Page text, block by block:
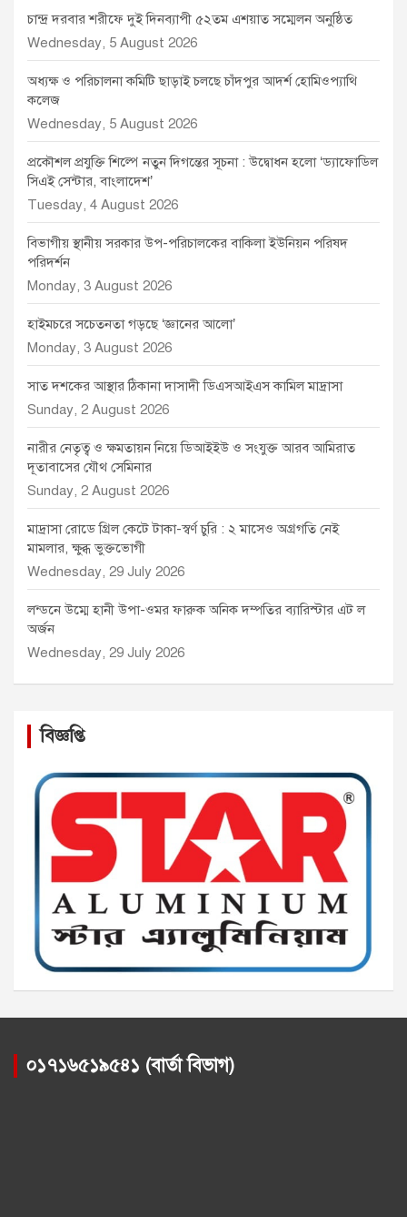
চান্দ্র দরবার শরীফে দুই দিনব্যাপী ৫২তম এশয়াত সম্মেলন অনুষ্ঠিত
Wednesday, 5 August 2026
অধ্যক্ষ ও পরিচালনা কমিটি ছাড়াই চলছে চাঁদপুর আদর্শ হোমিওপ্যাথি
কলেজ
Wednesday, 5 August 2026
প্রকৌশল প্রযুক্তি শিল্পে নতুন দিগন্তের সূচনা : উদ্বোধন হলো ‘ড্যাফোডিল
সিএই সেন্টার, বাংলাদেশ’
Tuesday, 4 August 2026
বিভাগীয় স্থানীয় সরকার উপ-পরিচালকের বাকিলা ইউনিয়ন পরিষদ
পরিদর্শন
Monday, 3 August 2026
হাইমচরে সচেতনতা গড়ছে ‘জ্ঞানের আলো’
Monday, 3 August 2026
সাত দশকের আস্থার ঠিকানা দাসাদী ডিএসআইএস কামিল মাদ্রাসা
Sunday, 2 August 2026
নারীর নেতৃত্ব ও ক্ষমতায়ন নিয়ে ডিআইইউ ও সংযুক্ত আরব আমিরাত
দূতাবাসের যৌথ সেমিনার
Sunday, 2 August 2026
মাদ্রাসা রোডে গ্রিল কেটে টাকা-স্বর্ণ চুরি : ২ মাসেও অগ্রগতি নেই
মামলার, ক্ষুব্ধ ভুক্তভোগী
Wednesday, 29 July 2026
লন্ডনে উম্মে হানী উপা-ওমর ফারুক অনিক দম্পতির ব্যারিস্টার এট ল
অর্জন
Wednesday, 29 July 2026
বিজ্ঞপ্তি
০১৭১৬৫১৯৫৪১ (বার্তা বিভাগ)